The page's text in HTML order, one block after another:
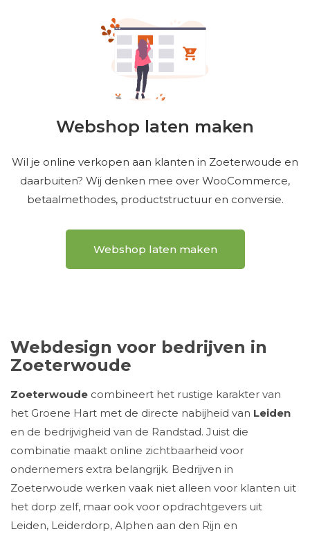
Webshop laten maken
Wil je online verkopen aan klanten in Zoeterwoude en
daarbuiten? Wij denken mee over WooCommerce,
betaalmethodes, productstructuur en conversie.
Webshop laten maken
Webdesign voor bedrijven in
Zoeterwoude
Zoeterwoude combineert het rustige karakter van
het Groene Hart met de directe nabijheid van Leiden
en de bedrijvigheid van de Randstad. Juist die
combinatie maakt online zichtbaarheid voor
ondernemers extra belangrijk. Bedrijven in
Zoeterwoude werken vaak niet alleen voor klanten uit
het dorp zelf, maar ook voor opdrachtgevers uit
Leiden, Leiderdorp, Alphen aan den Rijn en